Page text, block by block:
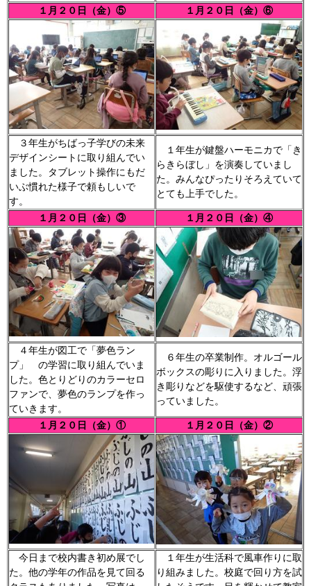
１月２０日（金）⑤ １月２０日（金）⑥
３年生がちばっ子学びの未来
デザインシートに取り組んでい
ました。タブレット操作にもだ
いぶ慣れた様子で頼もしいで
す。
１年生が鍵盤ハーモニカで「き
らきらぼし」を演奏していまし
た。みんなぴったりそろえていて
とても上手でした。
１月２０日（金）③ １月２０日（金）④
４年生が図工で「夢色ラン
プ」 の学習に取り組んでいま
した。色とりどりのカラーセロ
ファンで、夢色のランプを作っ
ていきます。
６年生の卒業制作。オルゴール
ボックスの彫りに入りました。浮
き彫りなどを駆使するなど、頑張
っていました。
１月２０日（金）① １月２０日（金）②
今日まで校内書き初め展でし
た。他の学年の作品を見て回る
１年生が生活科で風車作りに取
り組みました。校庭で回り方を試